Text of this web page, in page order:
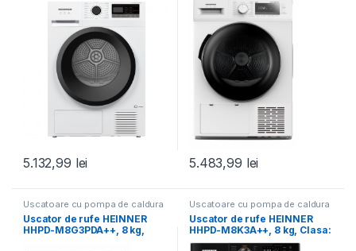
5.132,99 lei 5.483,99 lei
Uscatoare cu pompa de caldura
Uscator de rufe HEINNER
HHPD-M8G3PDA++, 8 kg,
Uscatoare cu pompa de caldura
Uscator de rufe HEINNER
HHPD-M8K3A++, 8 kg, Clasa:
D, Alb